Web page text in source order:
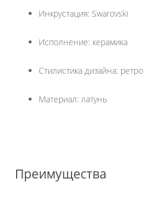
Инкрустация: Swarovski
Исполнение: керамика
Стилистика дизайна: ретро
Материал: латунь
Преимущества